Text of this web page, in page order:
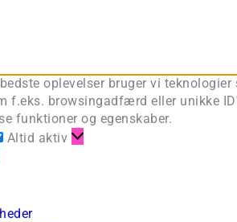
oplevelser bruger vi
f.eks. browsingadfærd eller unikke
funktioner og egenskaber.
Altid aktiv